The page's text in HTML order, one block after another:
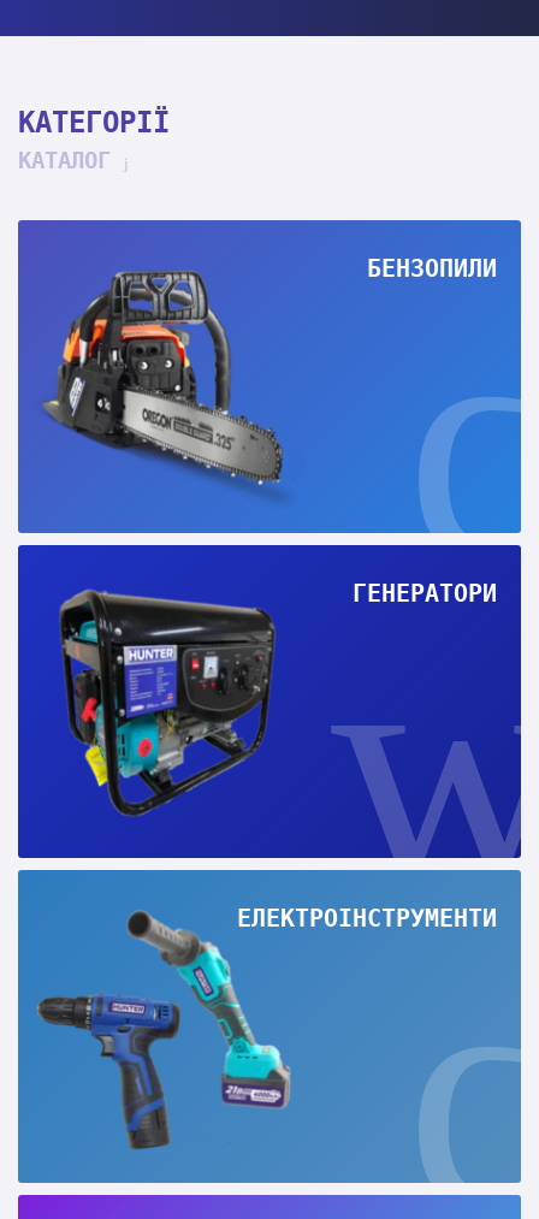
КАТЕГОРІЇ
КАТАЛОГ
БЕНЗОПИЛИ
ГЕНЕРАТОРИ
ЕЛЕКТРОІНСТРУМЕНТИ